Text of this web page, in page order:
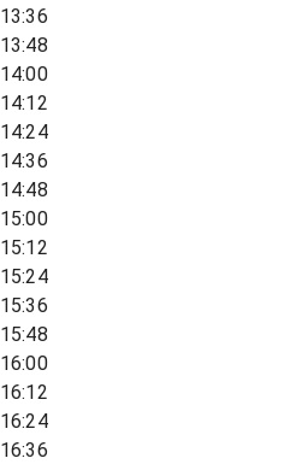
13:36
13:48
14:00
14:12
14:24
14:36
14:48
15:00
15:12
15:24
15:36
15:48
16:00
16:12
16:24
16:36